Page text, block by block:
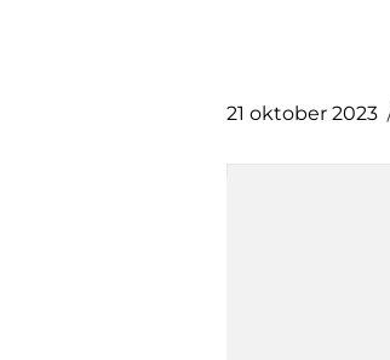
21 oktober 2023